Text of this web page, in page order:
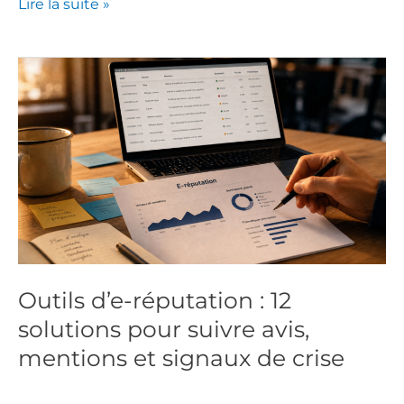
Lire la suite »
Outils d’e-réputation : 12
solutions pour suivre avis,
mentions et signaux de crise
Outils
d’e-
réputation
:
12
solutions
pour
suivre
avis,
et
signaux
de